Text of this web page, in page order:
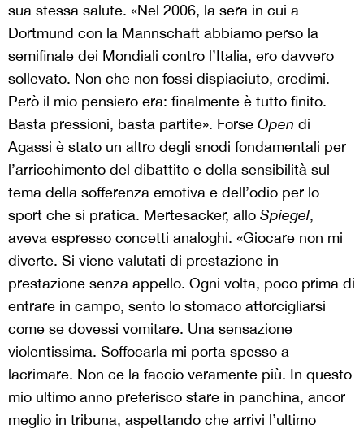
sua stessa salute. «Nel 2006, la sera in cui a
Dortmund con la Mannschaft abbiamo perso la
semifinale dei Mondiali contro l’Italia, ero davvero
sollevato. Non che non fossi dispiaciuto, credimi.
Però il mio pensiero era: finalmente è tutto finito.
Basta pressioni, basta partite». Forse Open di
Agassi è stato un altro degli snodi fondamentali per
l’arricchimento del dibattito e della sensibilità sul
tema della sofferenza emotiva e dell’odio per lo
sport che si pratica. Mertesacker, allo Spiegel,
aveva espresso concetti analoghi. «Giocare non mi
diverte. Si viene valutati di prestazione in
prestazione senza appello. Ogni volta, poco prima di
entrare in campo, sento lo stomaco attorcigliarsi
come se dovessi vomitare. Una sensazione
violentissima. Soffocarla mi porta spesso a
lacrimare. Non ce la faccio veramente più. In questo
mio ultimo anno preferisco stare in panchina, ancor
meglio in tribuna, aspettando che arrivi l’ultimo